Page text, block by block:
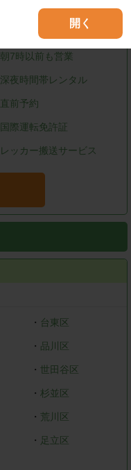
開く
ETCレンタル
ウィークリーレンタル
朝7時以前も営業
深夜時間帯レンタル
直前予約
国際運転免許証
レッカー搬送サービス
・ 台東区
・ 品川区
・世田谷区
・杉並区
・ 荒川区
・ 足立区